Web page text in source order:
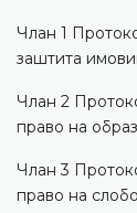
Члан 1
заштита
Члан 2
право на
Члан 3
право на